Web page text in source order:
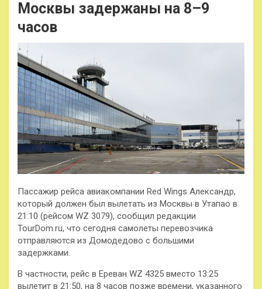
Москвы задержаны на 8–9
часов
Пассажир рейса авиакомпании Red Wings Александр,
который должен был вылетать из Москвы в Утапао в
21:10 (рейсом WZ 3079), сообщил редакции
TourDom.ru, что сегодня самолеты перевозчика
отправляются из Домодедово с большими
задержками.
В частности, рейс в Ереван WZ 4325 вместо 13:25
вылетит в 21:50, на 8 часов позже времени, указанного